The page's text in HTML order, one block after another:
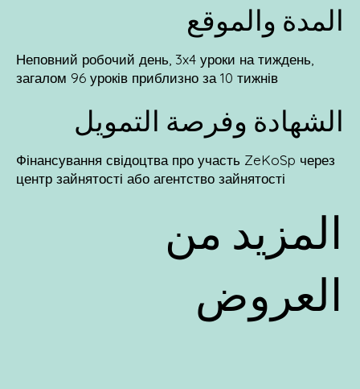
المدة والموقع
Неповний робочий день, 3x4 уроки на тиждень,
загалом 96 уроків приблизно за 10 тижнів
الشهادة وفرصة التمويل
Фінансування свідоцтва про участь ZeKoSp через
центр зайнятості або агентство зайнятості
المزيد من
العروض